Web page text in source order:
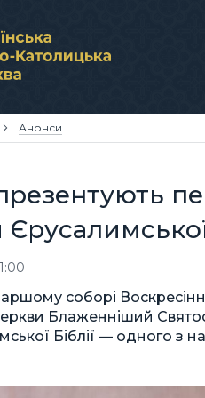
Анонси
соборі
Блаженніший
Біблії — одного